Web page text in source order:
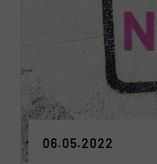
06.05.2022